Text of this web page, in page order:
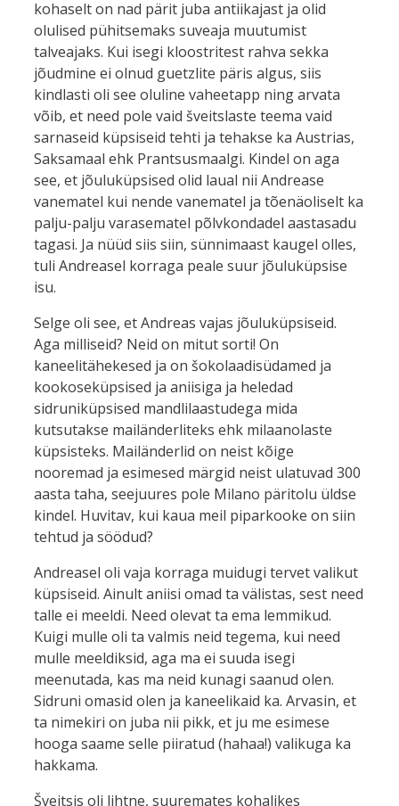
kohaselt on nad pärit juba antiikajast ja olid
olulised pühitsemaks suveaja muutumist
talveajaks. Kui isegi kloostritest rahva sekka
jõudmine ei olnud guetzlite päris algus, siis
kindlasti oli see oluline vaheetapp ning arvata
võib, et need pole vaid šveitslaste teema vaid
sarnaseid küpsiseid tehti ja tehakse ka Austrias,
Saksamaal ehk Prantsusmaalgi. Kindel on aga
see, et jõuluküpsised olid laual nii Andrease
vanematel kui nende vanematel ja tõenäoliselt ka
palju-palju varasematel põlvkondadel aastasadu
tagasi. Ja nüüd siis siin, sünnimaast kaugel olles,
tuli Andreasel korraga peale suur jõuluküpsise
isu.
Selge oli see, et Andreas vajas jõuluküpsiseid.
Aga milliseid? Neid on mitut sorti! On
kaneelitähekesed ja on šokolaadisüdamed ja
kookoseküpsised ja aniisiga ja heledad
sidruniküpsised mandlilaastudega mida
kutsutakse mailänderliteks ehk milaanolaste
küpsisteks. Mailänderlid on neist kõige
nooremad ja esimesed märgid neist ulatuvad 300
aasta taha, seejuures pole Milano päritolu üldse
kindel. Huvitav, kui kaua meil piparkooke on siin
tehtud ja söödud?
Andreasel oli vaja korraga muidugi tervet valikut
küpsiseid. Ainult aniisi omad ta välistas, sest need
talle ei meeldi. Need olevat ta ema lemmikud.
Kuigi mulle oli ta valmis neid tegema, kui need
mulle meeldiksid, aga ma ei suuda isegi
meenutada, kas ma neid kunagi saanud olen.
Sidruni omasid olen ja kaneelikaid ka. Arvasin, et
ta nimekiri on juba nii pikk, et ju me esimese
hooga saame selle piiratud (hahaa!) valikuga ka
hakkama.
Šveitsis oli lihtne, suuremates kohalikes